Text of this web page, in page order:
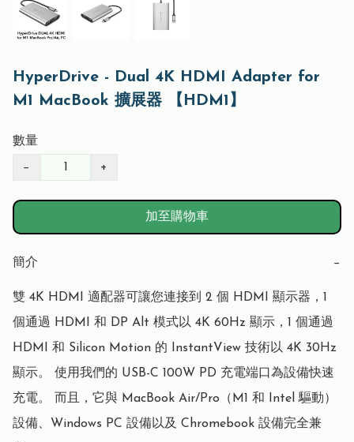
HyperDrive - Dual 4K HDMI Adapter for
M1 MacBook 擴展器 【HDM1】
數量
− +
加至購物車
簡介 −
雙 4K HDMI 適配器可讓您連接到 2 個 HDMI 顯示器，1
個通過 HDMI 和 DP Alt 模式以 4K 60Hz 顯示，1 個通過
HDMI 和 Silicon Motion 的 InstantView 技術以 4K 30Hz
顯示。 使用我們的 USB-C 100W PD 充電端口為設備快速
充電。 而且，它與 MacBook Air/Pro（M1 和 Intel 驅動）
設備、Windows PC 設備以及 Chromebook 設備完全兼